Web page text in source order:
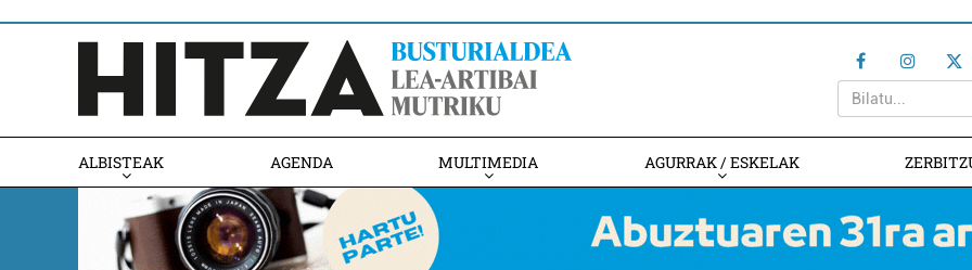
ALBISTEAK AGENDA MULTIMEDIA AGURRAK / ESKELAK